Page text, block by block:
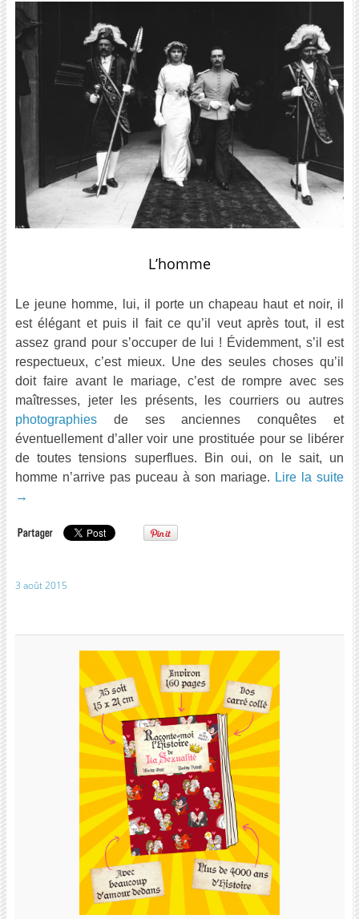
L’homme
Le jeune homme, lui, il porte un chapeau haut et noir, il
est élégant et puis il fait ce qu’il veut après tout, il est
assez grand pour s’occuper de lui ! Évidemment, s’il est
respectueux, c’est mieux. Une des seules choses qu’il
doit faire avant le mariage, c’est de rompre avec ses
maîtresses, jeter les présents, les courriers ou autres
photographiesde ses anciennes conquêtes et
éventuellement d’aller voir une prostituée pour se libérer
de toutes tensions superflues. Bin oui, on le sait, un
homme n’arrive pas puceau à son mariage. Lire la suite
→
3 août 2015